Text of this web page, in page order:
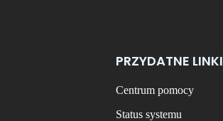
PRZYDATNE LINKI
Centrum pomocy
Status systemu